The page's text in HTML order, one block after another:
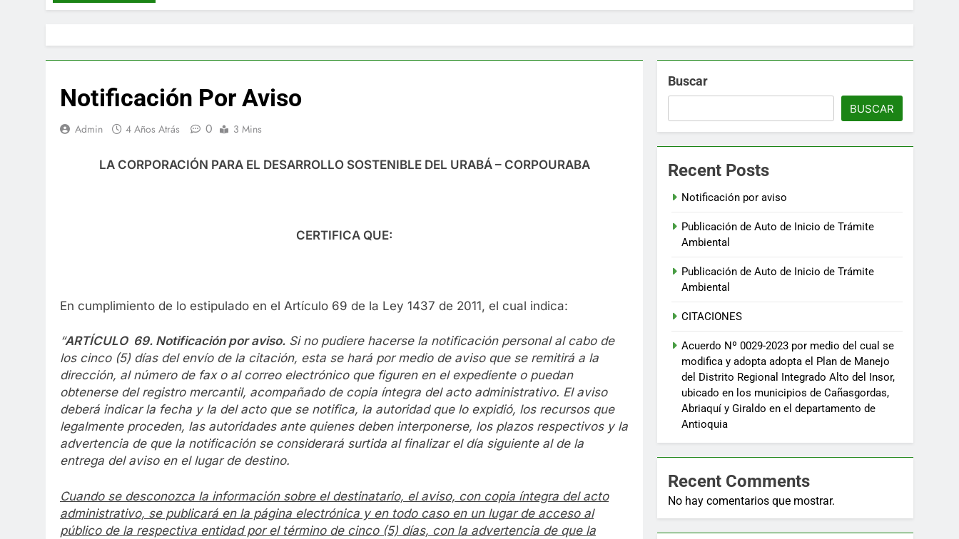
Notificación Por Aviso
Admin 4 Años Atrás 0 3 Mins
LA CORPORACIÓN PARA EL DESARROLLO SOSTENIBLE DEL URABÁ – CORPOURABA
CERTIFICA QUE:
En cumplimiento de lo estipulado en el Artículo 69 de la Ley 1437 de 2011, el cual indica:
“ARTÍCULO 69. Notificación por aviso. Si no pudiere hacerse la notificación personal al cabo de
los cinco (5) días del envío de la citación, esta se hará por medio de aviso que se remitirá a la
dirección, al número de fax o al correo electrónico que figuren en el expediente o puedan
obtenerse del registro mercantil, acompañado de copia íntegra del acto administrativo. El aviso
deberá indicar la fecha y la del acto que se notifica, la autoridad que lo expidió, los recursos que
legalmente proceden, las autoridades ante quienes deben interponerse, los plazos respectivos y la
advertencia de que la notificación se considerará surtida al finalizar el día siguiente al de la
entrega del aviso en el lugar de destino.
Cuando se desconozca la información sobre el destinatario, el aviso, con copia íntegra del acto
administrativo, se publicará en la página electrónica y en todo caso en un lugar de acceso al
público de la respectiva entidad por el término de cinco (5) días, con la advertencia de que la
Buscar
BUSCAR
Recent Posts
Notificación por aviso
Publicación de Auto de Inicio de Trámite
Ambiental
Publicación de Auto de Inicio de Trámite
Ambiental
CITACIONES
Acuerdo Nº 0029-2023 por medio del cual se
modifica y adopta adopta el Plan de Manejo
del Distrito Regional Integrado Alto del Insor,
ubicado en los municipios de Cañasgordas,
Abriaquí y Giraldo en el departamento de
Antioquia
Recent Comments
No hay comentarios que mostrar.